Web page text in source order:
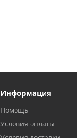
Информация
Помощь
Условия оплаты